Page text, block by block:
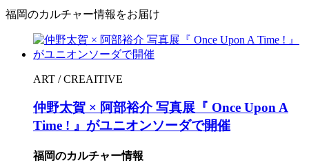
福岡のカルチャー情報をお届け
ART / CREAITIVE
仲野太賀 × 阿部裕介 写真展『 Once Upon A
Time ! 』がユニオンソーダで開催
福岡のカルチャー情報